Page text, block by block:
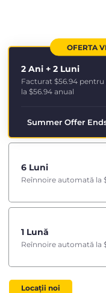
OFERTA
2 Ani + 2 Luni
Facturat $56.94 pentru
la $56.94 anual
Summer Offer
6 Luni
Reînnoire automată la
1 Lună
Reînnoire automată la
Locații noi